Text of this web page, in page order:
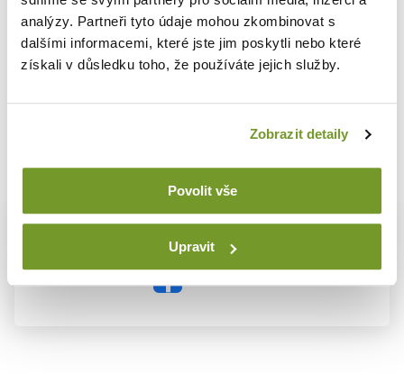
analýzy. Partneři tyto údaje mohou zkombinovat s
dalšími informacemi, které jste jim poskytli nebo které
získali v důsledku toho, že používáte jejich služby.
Zobrazit detaily
Povolit vše
Upravit
Možno by firma mohla rásť rýchlejšie, keby sa rozšírila do
ďalších odborov. Ale zároveň by tým stratila to, čo ju
definuje dnes. Jasné zameranie a skúsenosť v jednom
segmente.
Páčil sa vám článok? Zdieľajte ho prosím